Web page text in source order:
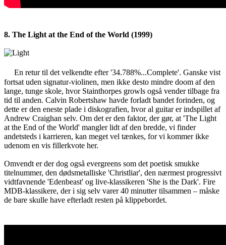
8. The Light at the End of the World (1999)
En retur til det velkendte efter '34.788%...Complete'. Ganske vist
fortsat uden signatur-violinen, men ikke desto mindre doom af den
lange, tunge skole, hvor Stainthorpes growls også vender tilbage fra
tid til anden. Calvin Robertshaw havde forladt bandet forinden, og
dette er den eneste plade i diskografien, hvor al guitar er indspillet af
Andrew Craighan selv. Om det er den faktor, der gør, at 'The Light
at the End of the World' mangler lidt af den bredde, vi finder
andetsteds i karrieren, kan meget vel tænkes, for vi kommer ikke
udenom en vis fillerkvote her.
Omvendt er der dog også evergreens som det poetisk smukke
titelnummer, den dødsmetalliske 'Christliar', den nærmest progressivt
vidtfavnende 'Edenbeast' og live-klassikeren 'She is the Dark'. Fire
MDB-klassikere, der i sig selv varer 40 minutter tilsammen – måske
de bare skulle have efterladt resten på klippebordet.